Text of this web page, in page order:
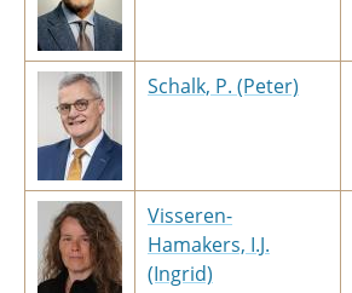
Schalk, P. (Peter)
Visseren-
Hamakers, I.J.
(Ingrid)